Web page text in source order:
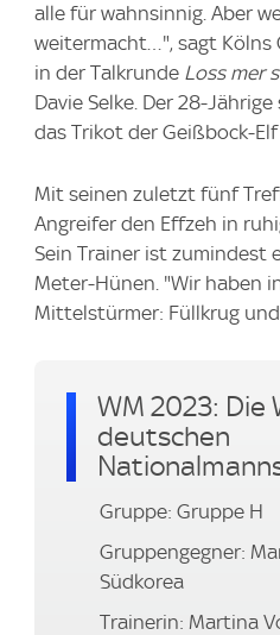
alle für wahnsinnig. Aber
weitermacht…", sagt Kölns
in der Talkrunde Loss mer
Davie Selke. Der 28-
das Trikot der Geißbock-
Mit seinen zuletzt fünf
Angreifer den Effzeh in
Sein Trainer ist zumindest
Meter-Hünen. "Wir haben
Mittelstürmer: Füllkrug und
WM 2023: Die
deutschen
Gruppe: Gruppe H
Gruppengegner:
Südkorea
Trainerin: Martina